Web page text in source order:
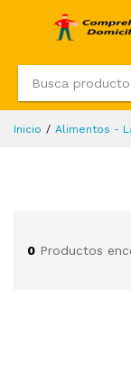
Inicio Alimentos -
0 Productos